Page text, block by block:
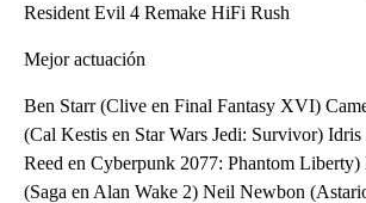
Resident Evil 4 Remake HiFi Rush
Mejor actuación
Ben Starr (Clive en Final Fantasy XVI)
(Cal Kestis en Star Wars Jedi: Survivor)
Reed en Cyberpunk 2077: Phantom
(Saga en Alan Wake 2) Neil Newbon